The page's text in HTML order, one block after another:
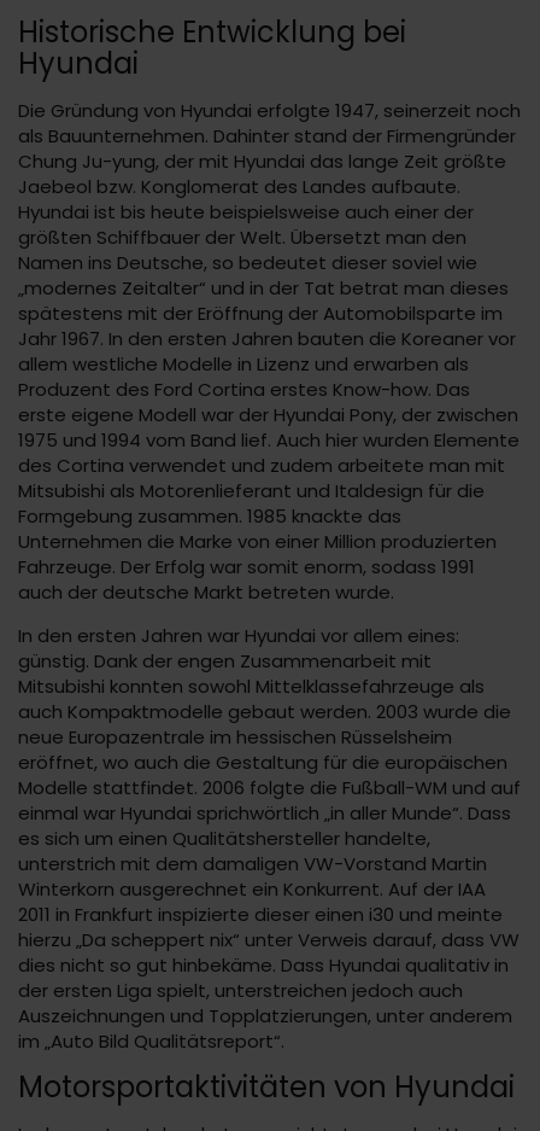
Historische Entwicklung bei
Hyundai
Die Gründung von Hyundai erfolgte 1947, seinerzeit noch
als Bauunternehmen. Dahinter stand der Firmengründer
Chung Ju-yung, der mit Hyundai das lange Zeit größte
Jaebeol bzw. Konglomerat des Landes aufbaute.
Hyundai ist bis heute beispielsweise auch einer der
größten Schiffbauer der Welt. Übersetzt man den
Namen ins Deutsche, so bedeutet dieser soviel wie
„modernes Zeitalter“ und in der Tat betrat man dieses
spätestens mit der Eröffnung der Automobilsparte im
Jahr 1967. In den ersten Jahren bauten die Koreaner vor
allem westliche Modelle in Lizenz und erwarben als
Produzent des Ford Cortina erstes Know-how. Das
erste eigene Modell war der Hyundai Pony, der zwischen
1975 und 1994 vom Band lief. Auch hier wurden Elemente
des Cortina verwendet und zudem arbeitete man mit
Mitsubishi als Motorenlieferant und Italdesign für die
Formgebung zusammen. 1985 knackte das
Unternehmen die Marke von einer Million produzierten
Fahrzeuge. Der Erfolg war somit enorm, sodass 1991
auch der deutsche Markt betreten wurde.
In den ersten Jahren war Hyundai vor allem eines:
günstig. Dank der engen Zusammenarbeit mit
Mitsubishi konnten sowohl Mittelklassefahrzeuge als
auch Kompaktmodelle gebaut werden. 2003 wurde die
neue Europazentrale im hessischen Rüsselsheim
eröffnet, wo auch die Gestaltung für die europäischen
Modelle stattfindet. 2006 folgte die Fußball-WM und auf
einmal war Hyundai sprichwörtlich „in aller Munde“. Dass
es sich um einen Qualitätshersteller handelte,
unterstrich mit dem damaligen VW-Vorstand Martin
Winterkorn ausgerechnet ein Konkurrent. Auf der IAA
2011 in Frankfurt inspizierte dieser einen i30 und meinte
hierzu „Da scheppert nix“ unter Verweis darauf, dass VW
dies nicht so gut hinbekäme. Dass Hyundai qualitativ in
der ersten Liga spielt, unterstreichen jedoch auch
Auszeichnungen und Topplatzierungen, unter anderem
im „Auto Bild Qualitätsreport“.
Motorsportaktivitäten von Hyundai